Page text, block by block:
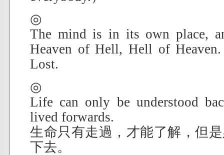
◎
The mind is in its own place,
Heaven of Hell, Hell of
Lost.
◎
Life can only be understood
lived forwards.
生命只有走過，才能了解，但
下去。